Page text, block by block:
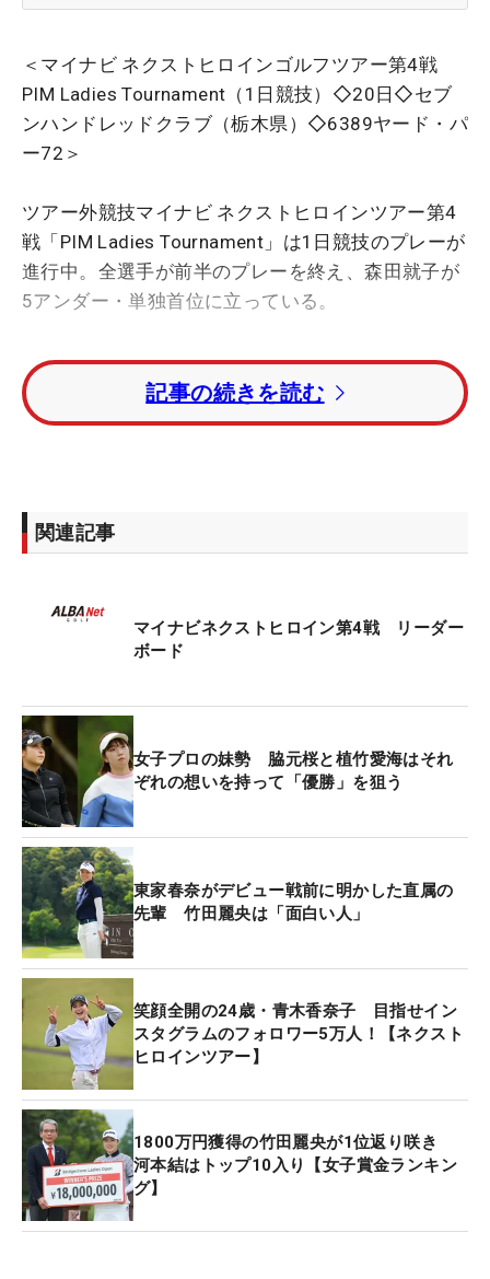
＜マイナビ ネクストヒロインゴルフツアー第4戦
PIM Ladies Tournament（1日競技）◇20日◇セブ
ンハンドレッドクラブ（栃木県）◇6389ヤード・パ
ー72＞
ツアー外競技マイナビ ネクストヒロインツアー第4
戦「PIM Ladies Tournament」は1日競技のプレーが
進行中。全選手が前半のプレーを終え、森田就子が
5アンダー・単独首位に立っている。
2打差2位タイには開幕戦で初出場、初優勝を挙げた
向井七海、第2戦覇者の早川夏未がつけている。1打
差3位には森本天が続く。
Heroines 2024」を制した和久井麻由はイーブンパ
ー・9位タイで折り返している。
※マイナビ ネクストヒロインゴルフツアー（共催：
株式会社マイナビ、株式会社ALBA、株式会社ALBA
TV）は「将来有望な若手女子ゴルファーに真剣勝負
いう思いから2019年に開始。24年は14試合前後が
予定。出場選手はポイントランキング、前回大会成
績上位者、主催者推薦、ファン投票などにより決め
られる。
記事の続きを読む
関連記事
マイナビネクストヒロイン第4戦 リーダー
ボード
女子プロの妹勢 脇元桜と植竹愛海はそれ
ぞれの想いを持って「優勝」を狙う
東家春奈がデビュー戦前に明かした直属の
先輩 竹田麗央は「面白い人」
笑顔全開の24歳・青木香奈子 目指せイン
スタグラムのフォロワー5万人！【ネクスト
ヒロインツアー】
1800万円獲得の竹田麗央が1位返り咲き
河本結はトップ10入り【女子賞金ランキン
グ】